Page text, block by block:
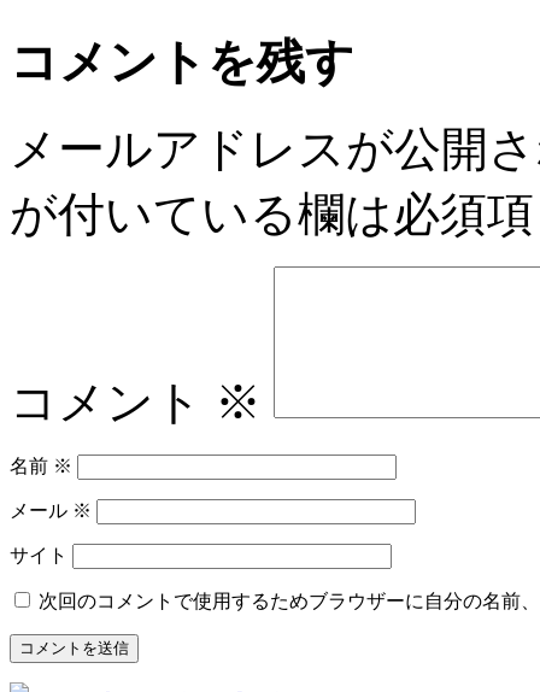
コメントを残す
メールアドレスが公開
が付いている欄は必須
コメント ※
名前 ※
メール ※
サイト
次回のコメントで使用するためブラウザーに自分の名前